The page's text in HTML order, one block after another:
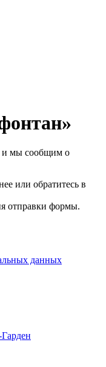
и мы сообщим о
или обратитесь в
отправки формы.
данных